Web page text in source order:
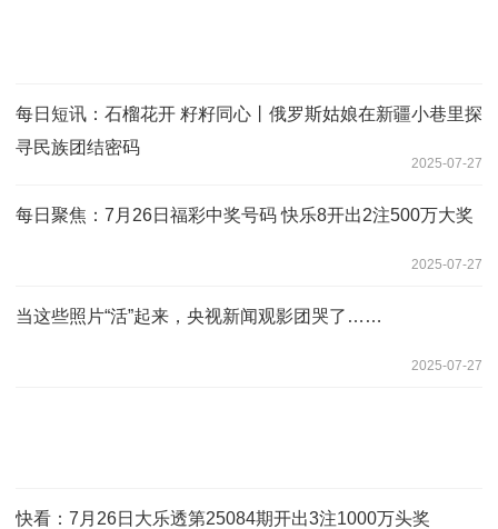
每日短讯：石榴花开 籽籽同心丨俄罗斯姑娘在新疆小巷里探
寻民族团结密码
2025-07-27
每日聚焦：7月26日福彩中奖号码 快乐8开出2注500万大奖
2025-07-27
当这些照片“活”起来，央视新闻观影团哭了……
2025-07-27
快看：7月26日大乐透第25084期开出3注1000万头奖